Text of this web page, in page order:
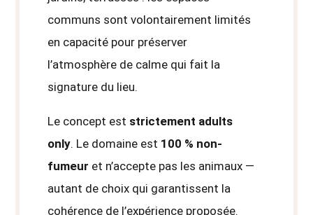
communs sont volontairement limités
en capacité pour préserver
l’atmosphère de calme qui fait la
signature du lieu.
Le concept est strictement adults
only. Le domaine est 100 % non-
fumeur et n’accepte pas les animaux —
autant de choix qui garantissent la
cohérence de l’expérience proposée.